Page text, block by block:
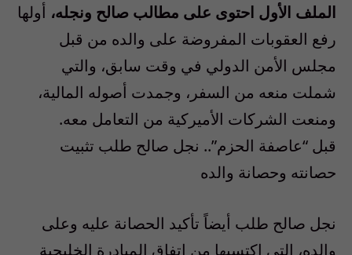
الملف الأول احتوى على مطالب صالح ونجله، أولها
رفع العقوبات المفروضة على والده من قبل
مجلس الأمن الدولي في وقت سابق، والتي
شملت منعه من السفر، وجمدت أصوله المالية،
ومنعت الشركات الأميركية من التعامل معه.
قبل “عاصفة الحزم”.. نجل صالح طلب تثبيت
حصانته وحصانة والده
نجل صالح طلب أيضاً تأكيد الحصانة عليه وعلى
والده، التي اكتسبها من اتفاق المبادرة الخليجية